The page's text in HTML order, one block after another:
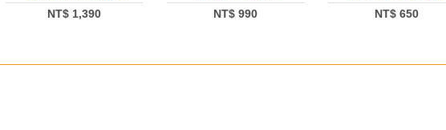
NT$ 1,390
NT$ 990
NT$ 650